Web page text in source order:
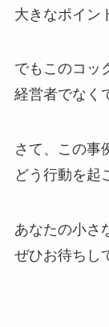
大きなポイン
でもこのコッ
経営者でなく
さて、この事
どう行動を起
あなたの小さ
ぜひお待ちし